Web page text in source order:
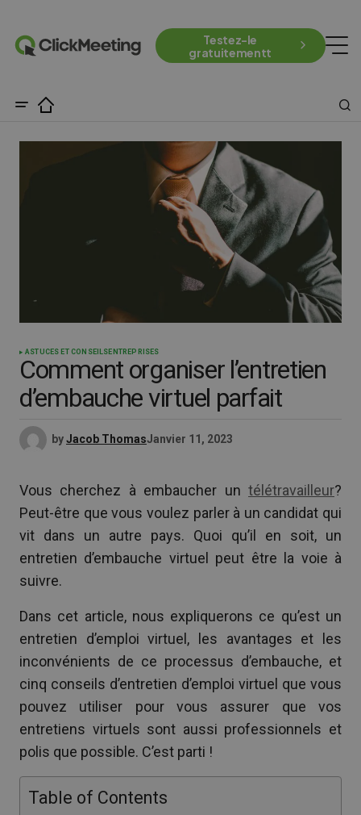
Testez-le
gratuitementt
ASTUCES ET CONSEILS ENTREPRISES
Comment organiser l’entretien
d’embauche virtuel parfait
byJacob ThomasJanvier 11, 2023
Vous cherchez à embaucher un télétravailleur?
Peut-être que vous voulez parler à un candidat qui
vit dans un autre pays. Quoi qu’il en soit, un
entretien d’embauche virtuel peut être la voie à
suivre.
Dans cet article, nous expliquerons ce qu’est un
entretien d’emploi virtuel, les avantages et les
inconvénients de ce processus d’embauche, et
cinq conseils d’entretien d’emploi virtuel que vous
pouvez utiliser pour vous assurer que vos
entretiens virtuels sont aussi professionnels et
polis que possible. C’est parti !
Table of Contents